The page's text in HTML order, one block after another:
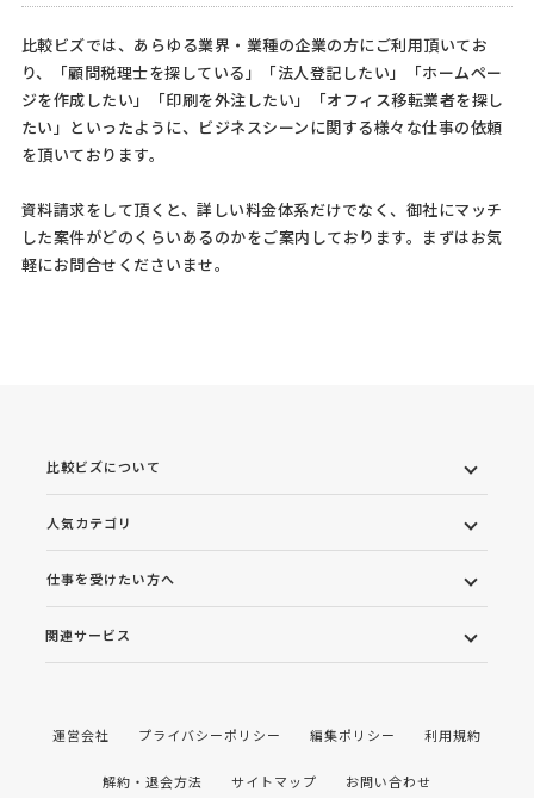
比較ビズでは、あらゆる業界・業種の企業の方にご利用頂いてお
り、「顧問税理士を探している」「法人登記したい」「ホームペー
ジを作成したい」「印刷を外注したい」「オフィス移転業者を探し
たい」といったように、ビジネスシーンに関する様々な仕事の依頼
を頂いております。
資料請求をして頂くと、詳しい料金体系だけでなく、御社にマッチ
した案件がどのくらいあるのかをご案内しております。まずはお気
軽にお問合せくださいませ。
比較ビズについて
人気カテゴリ
仕事を受けたい方へ
関連サービス
運営会社 プライバシーポリシー 編集ポリシー 利用規約
解約・退会方法 サイトマップ お問い合わせ